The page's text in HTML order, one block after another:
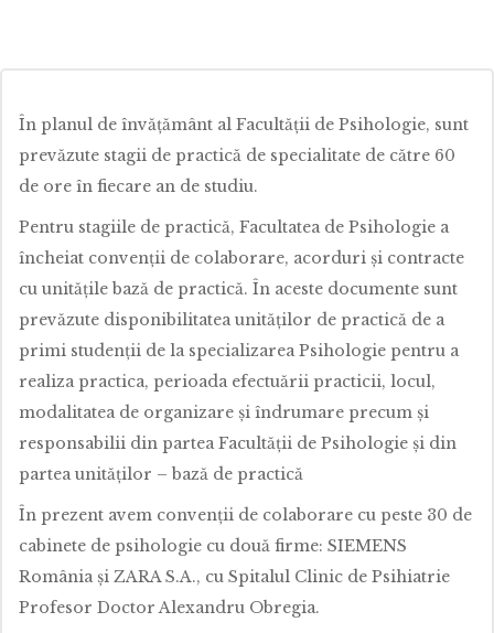
În planul de învățământ al Facultăţii de Psihologie, sunt
prevăzute stagii de practică de specialitate de către 60
de ore în fiecare an de studiu.
Pentru stagiile de practică, Facultatea de Psihologie a
încheiat convenţii de colaborare, acorduri şi contracte
cu unităţile bază de practică. În aceste documente sunt
prevăzute disponibilitatea unităţilor de practică de a
primi studenţii de la specializarea Psihologie pentru a
realiza practica, perioada efectuării practicii, locul,
modalitatea de organizare şi îndrumare precum şi
responsabilii din partea Facultăţii de Psihologie şi din
partea unităţilor – bază de practică
În prezent avem convenţii de colaborare cu peste 30 de
cabinete de psihologie cu două firme: SIEMENS
România şi ZARA S.A., cu Spitalul Clinic de Psihiatrie
Profesor Doctor Alexandru Obregia.